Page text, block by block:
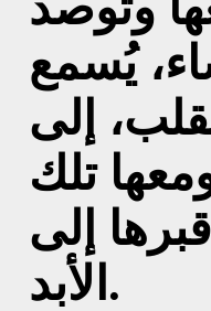
يُسمع
إلى
تلك
إلى
الأبد.